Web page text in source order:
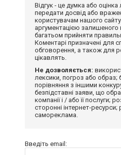
Відгук - це думка або
передати досвід або
користувачам нашого
аргументацією
багатьом прийняти
Коментарі призначені для
обговорення, а також для
цікавлять.
Не дозволяється:
лексики, погроз або образ;
порівняння з іншими
безпідставні заяви, що
компанії і / або її послуги;
сторонні інтернет-ресурси;
самореклама.
Введіть email: